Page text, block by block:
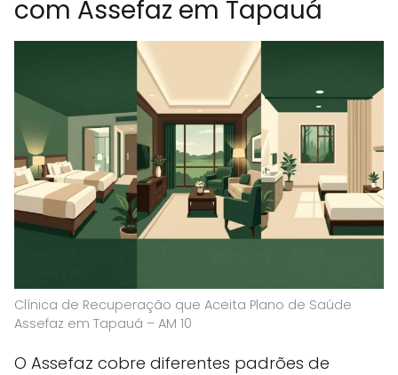
com Assefaz em Tapauá
Clínica de Recuperação que Aceita Plano de Saúde
Assefaz em Tapauá – AM 10
O Assefaz cobre diferentes padrões de